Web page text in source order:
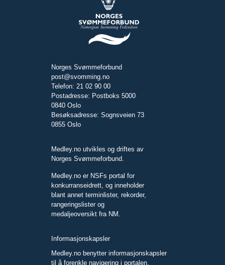
Norges Svømmeforbund
post@svomming.no
Telefon: 21 02 90 00
Postadresse: Postboks 5000
0840 Oslo
Besøksadresse: Sognsveien 73
0855 Oslo
Medley.no utvikles og driftes av
Norges Svømmeforbund.
Medley.no er NSFs portal for
konkurranseidrett, og inneholder
blant annet terminlister, rekorder,
rangeringslister og
medaljeoversikt fra NM.
Informasjonskapsler
Medley.no benytter informasjonskapsler
til å forenkle navigering i portalen.